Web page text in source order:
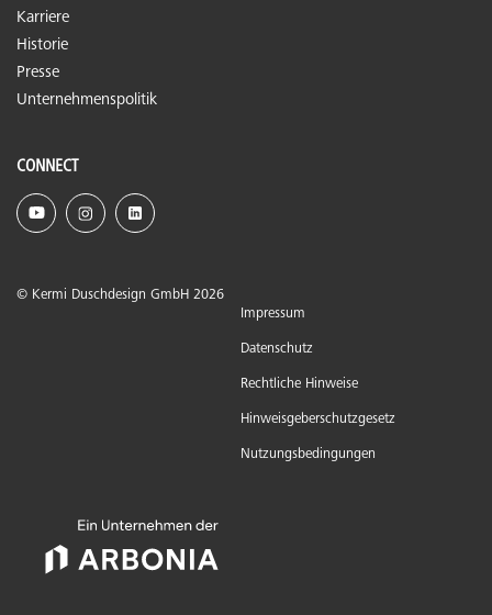
Karriere
Historie
Presse
Unternehmenspolitik
CONNECT
© Kermi Duschdesign GmbH 2026
Impressum
Datenschutz
Rechtliche Hinweise
Hinweisgeberschutzgesetz
Nutzungsbedingungen